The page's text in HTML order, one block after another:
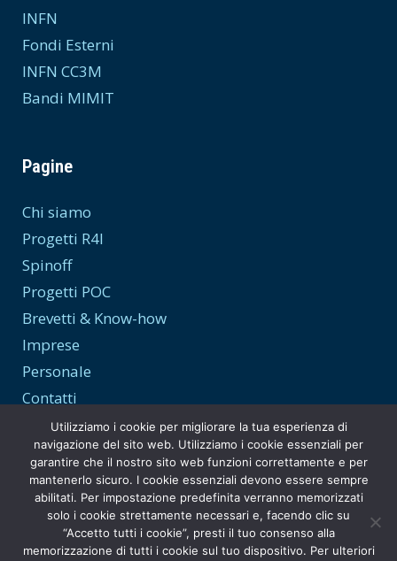
INFN
Fondi Esterni
INFN CC3M
Bandi MIMIT
Pagine
Chi siamo
Progetti R4I
Spinoff
Progetti POC
Brevetti & Know-how
Imprese
Personale
Contatti
Trasparenza e Privacy
Privacy Policy
Amministrazione Trasparente
Utilizziamo i cookie per migliorare la tua esperienza di
navigazione del sito web. Utilizziamo i cookie essenziali per
garantire che il nostro sito web funzioni correttamente e per
mantenerlo sicuro. I cookie essenziali devono essere sempre
abilitati. Per impostazione predefinita verranno memorizzati
solo i cookie strettamente necessari e, facendo clic su
“Accetto tutti i cookie”, presti il tuo consenso alla
memorizzazione di tutti i cookie sul tuo dispositivo. Per ulteriori